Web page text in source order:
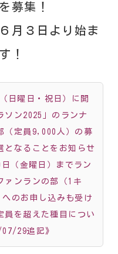
募集！
月３日より始ま
！
日曜日・祝日）に開
ソン2025」のランナ
（定員9,000人）の募
となることをお知らせ
（金曜日）までラン
ァンランの部（1キ
のお申し込みも受け
員を超えた種目につい
07/29追記》